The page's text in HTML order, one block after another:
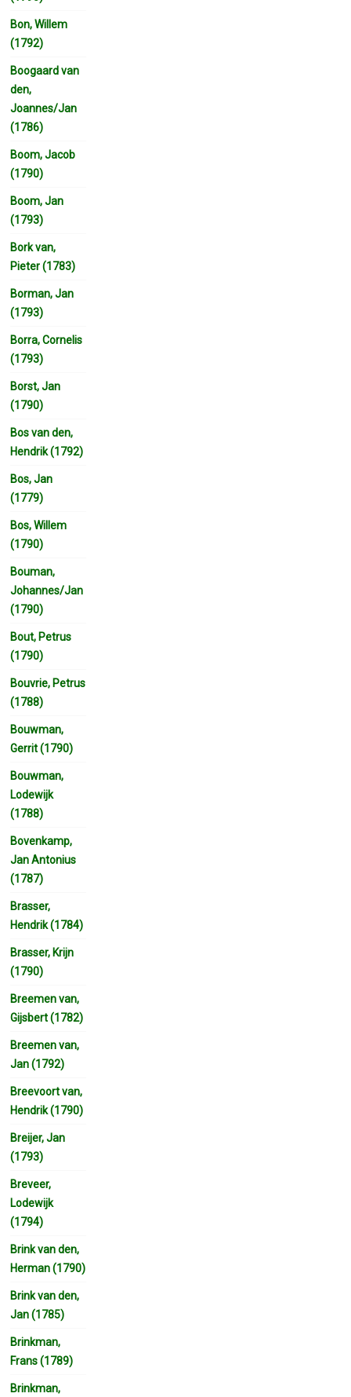
Bon, Willem
(1792)
Boogaard van
den,
Joannes/Jan
(1786)
Boom, Jacob
(1790)
Boom, Jan
(1793)
Bork van,
Pieter (1783)
Borman, Jan
(1793)
Borra, Cornelis
(1793)
Borst, Jan
(1790)
Bos van den,
Hendrik (1792)
Bos, Jan
(1779)
Bos, Willem
(1790)
Bouman,
Johannes/Jan
(1790)
Bout, Petrus
(1790)
Bouvrie, Petrus
(1788)
Bouwman,
Gerrit (1790)
Bouwman,
Lodewijk
(1788)
Bovenkamp,
Jan Antonius
(1787)
Brasser,
Hendrik (1784)
Brasser, Krijn
(1790)
Breemen van,
Gijsbert (1782)
Breemen van,
Jan (1792)
Breevoort van,
Hendrik (1790)
Breijer, Jan
(1793)
Breveer,
Lodewijk
(1794)
Brink van den,
Herman (1790)
Brink van den,
Jan (1785)
Brinkman,
Frans (1789)
Brinkman,